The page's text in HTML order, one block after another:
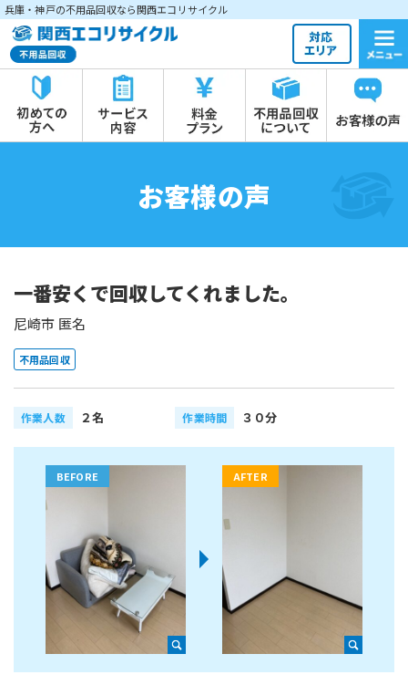
兵庫・神戸の不用品回収なら関西エコリサイクル
お客様の声
一番安くで回収してくれました。
尼崎市 匿名
不用品回収
作業人数 ２名 作業時間 ３０分